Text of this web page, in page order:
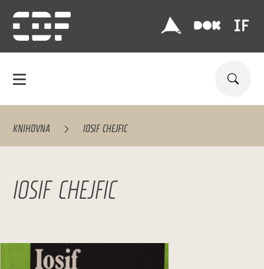
KNIHOVNA IOSIF CHEJFIC
IOSIF CHEJFIC